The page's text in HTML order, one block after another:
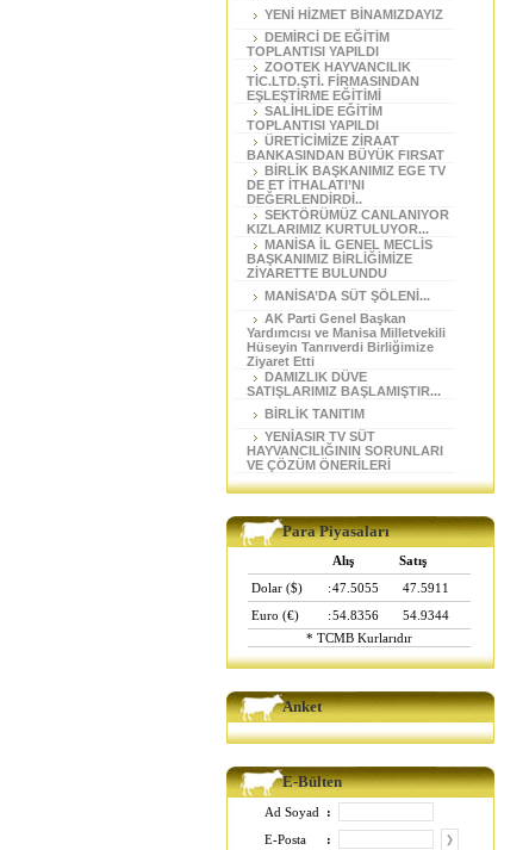
YENİ HİZMET BİNAMIZDAYIZ
DEMİRCİ DE EĞİTİM
TOPLANTISI YAPILDI
ZOOTEK HAYVANCILIK
TİC.LTD.ŞTİ. FİRMASINDAN
EŞLEŞTİRME EĞİTİMİ
SALİHLİDE EĞİTİM
TOPLANTISI YAPILDI
ÜRETİCİMİZE ZİRAAT
BANKASINDAN BÜYÜK FIRSAT
BİRLİK BAŞKANIMIZ EGE TV
DE ET İTHALATI’NI
DEĞERLENDİRDİ..
SEKTÖRÜMÜZ CANLANIYOR
KIZLARIMIZ KURTULUYOR...
MANİSA İL GENEL MECLİS
BAŞKANIMIZ BİRLİĞİMİZE
ZİYARETTE BULUNDU
MANİSA’DA SÜT ŞÖLENİ...
AK Parti Genel Başkan
Yardımcısı ve Manisa Milletvekili
Hüseyin Tanrıverdi Birliğimize
Ziyaret Etti
DAMIZLIK DÜVE
SATIŞLARIMIZ BAŞLAMIŞTIR...
BİRLİK TANITIM
YENİASIR TV SÜT
HAYVANCILIĞININ SORUNLARI
VE ÇÖZÜM ÖNERİLERİ
Para Piyasaları
Alış
Satış
Dolar ($)
:47.5055
47.5911
Euro (€)
:54.8356
54.9344
* TCMB Kurlarıdır
Anket
E-Bülten
Ad Soyad
:
E-Posta
: